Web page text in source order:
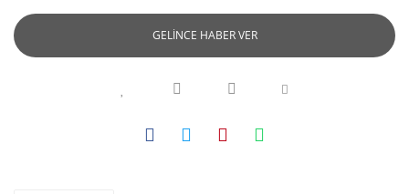
GELİNCE HABER VER